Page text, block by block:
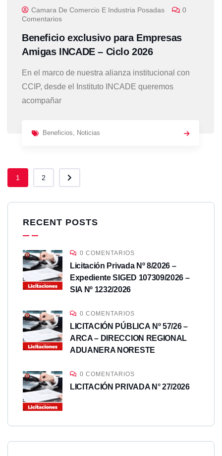
Camara De Comercio E Industria Posadas
0
Comentarios
Beneficio exclusivo para Empresas
Amigas INCADE – Ciclo 2026
En el marco de nuestra alianza institucional con
CCIP, desde el Instituto INCADE queremos
acompañar
Beneficios, Noticias
1 2
RECENT POSTS
0 COMENTARIOS
Licitación Privada Nº 8/2026 –
Expediente SIGED 107309/2026 –
SIA Nº 1232/2026
0 COMENTARIOS
LICITACIÓN PÚBLICA Nº 57/26 –
ARCA – DIRECCION REGIONAL
ADUANERA NORESTE
0 COMENTARIOS
LICITACIÓN PRIVADA N° 27/2026